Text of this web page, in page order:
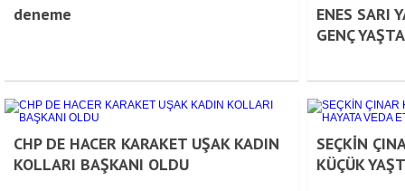
deneme
ENES SARI
GENÇ
CHP DE HACER KARAKET UŞAK KADIN
KOLLARI BAŞKANI OLDU
SEÇKİN
KÜÇÜK